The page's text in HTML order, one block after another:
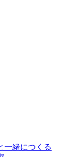
一緒につくる